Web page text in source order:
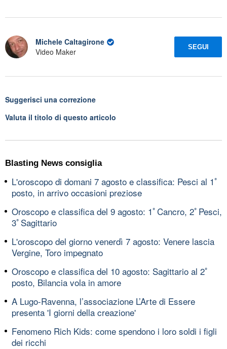
Michele Caltagirone
Video Maker
SEGUI
Suggerisci una correzione
Valuta il titolo di questo articolo
Blasting News consiglia
L'oroscopo di domani 7 agosto e classifica: Pesci al 1ﾟ
posto, in arrivo occasioni preziose
Oroscopo e classifica del 9 agosto: 1ﾟCancro, 2ﾟPesci,
3ﾟSagittario
L'oroscopo del giorno venerdì 7 agosto: Venere lascia
Vergine, Toro impegnato
Oroscopo e classifica del 10 agosto: Sagittario al 2ﾟ
posto, Bilancia vola in amore
A Lugo-Ravenna, l’associazione L’Arte di Essere
presenta 'I giorni della creazione'
Fenomeno Rich Kids: come spendono i loro soldi i figli
dei ricchi